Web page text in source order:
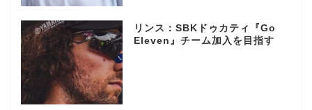
リンス：SBKドゥカティ『Go
Eleven』チーム加入を目指す